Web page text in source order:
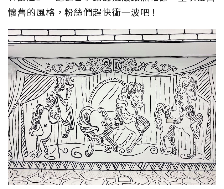
懷舊的風格，粉絲們趕快衝一波吧！